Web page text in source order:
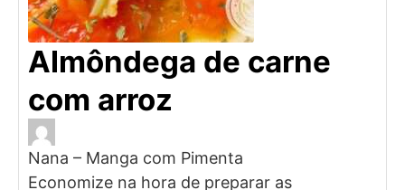
Almôndega de carne
com arroz
Nana – Manga com Pimenta
Economize na hora de preparar as